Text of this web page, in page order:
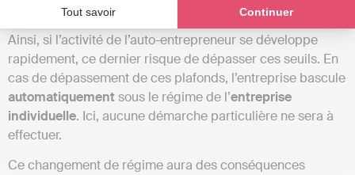
Tout savoir Continuer
services.
Ainsi, si l’activité de l’auto-entrepreneur se développe
rapidement, ce dernier risque de dépasser ces seuils. En
cas de dépassement de ces plafonds, l’entreprise bascule
automatiquementsous le régime de l’entreprise
individuelle. Ici, aucune démarche particulière ne sera à
effectuer.
Ce changement de régime aura des conséquences